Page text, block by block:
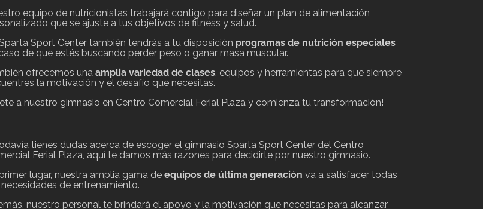
equipo de nutricionistas trabajará contigo para diseñar un plan de alimentación
que se ajuste a tus objetivos de fitness y salud.
Sport Center también tendrás a tu disposición programas de nutrición especiales
de que estés buscando perder peso o ganar masa muscular.
ofrecemos una amplia variedad de clases, equipos y herramientas para que siempre
la motivación y el desafío que necesitas.
a nuestro gimnasio en Centro Comercial Ferial Plaza y comienza tu transformación!
tienes dudas acerca de escoger el gimnasio Sparta Sport Center del Centro
Ferial Plaza, aquí te damos más razones para decidirte por nuestro gimnasio.
lugar, nuestra amplia gama de equipos de última generación va a satisfacer todas
de entrenamiento.
nuestro personal te brindará el apoyo y la motivación que necesitas para alcanzar